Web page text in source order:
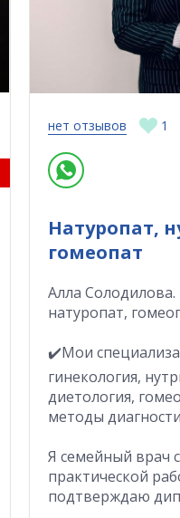
Натуропат,
гомеопат
Алла
натуропат,
✔️Мои
гинекология,
диетология,
методы
Я семейный врач
практической
подтверждаю
нет отзывов 1